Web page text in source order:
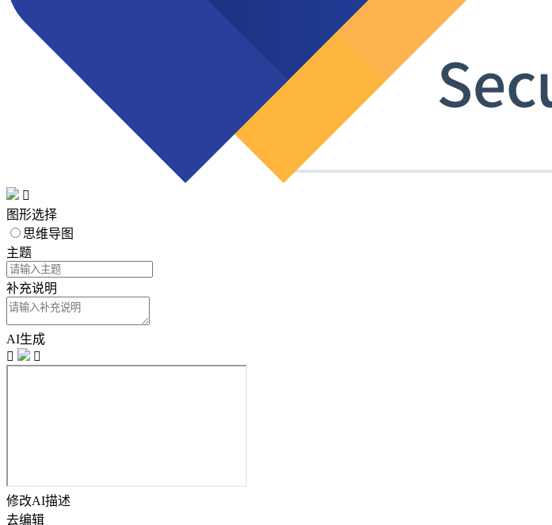

图形选择
思维导图
主题
补充说明
AI生成


修改AI描述
去编辑